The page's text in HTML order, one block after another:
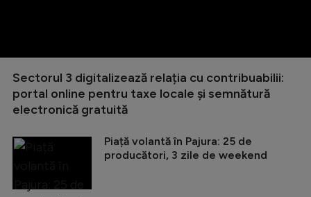
Sectorul 3 digitalizează relația cu contribuabilii:
portal online pentru taxe locale și semnătură
electronică gratuită
Piață volantă în Pajura: 25 de
producători, 3 zile de weekend